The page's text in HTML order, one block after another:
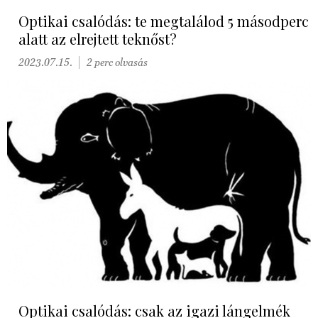
Optikai csalódás: te megtalálod 5 másodperc
alatt az elrejtett teknőst?
2023.07.15. 2 perc olvasás
Optikai csalódás: csak az igazi lángelmék